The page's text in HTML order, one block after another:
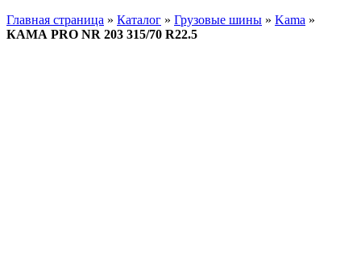
Главная страница » Каталог » Грузовые шины » Kama »
КАМА PRO NR 203 315/70 R22.5